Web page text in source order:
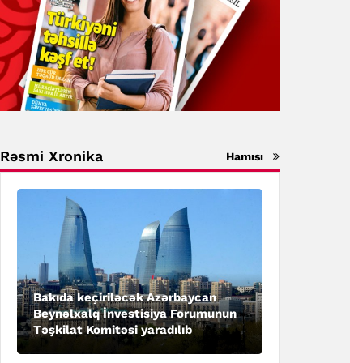
Rəsmi Xronika Hamısı
Bakıda keçiriləcək Azərbaycan
Beynəlxalq İnvestisiya Forumunun
Təşkilat Komitəsi yaradılıb